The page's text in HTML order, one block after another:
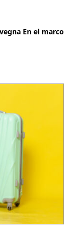
En el marco